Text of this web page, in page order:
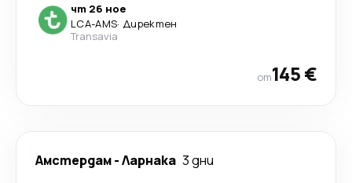
чт 26 ное
LCA-AMS· Директен
Transavia
от145 €
Амстердам-Ларнака 3 дни